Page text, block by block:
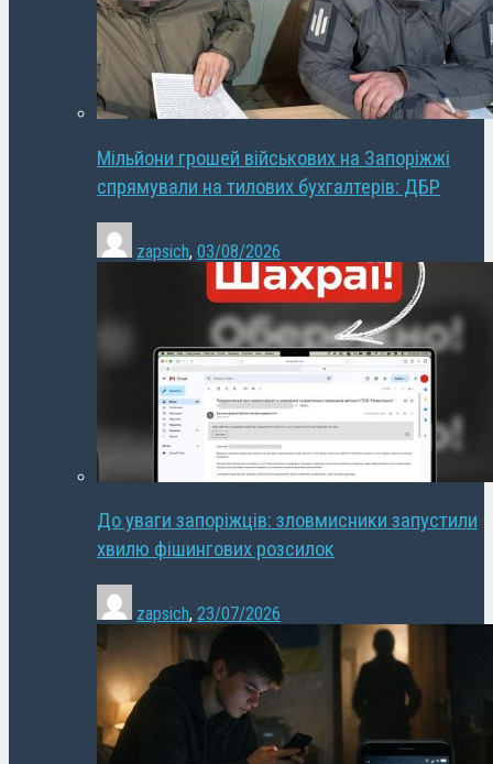
Мільйони грошей військових на Запоріжжі
спрямували на тилових бухгалтерів: ДБР
zapsich, 03/08/2026
До уваги запоріжців: зловмисники запустили
хвилю фішингових розсилок
zapsich, 23/07/2026